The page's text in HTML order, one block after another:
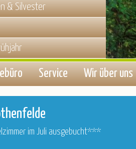
& Silvester
Service
Blätterkatalog
Newsletter
Taxi-Service/Zustiege
Wir über uns
im Juli ausgebucht***